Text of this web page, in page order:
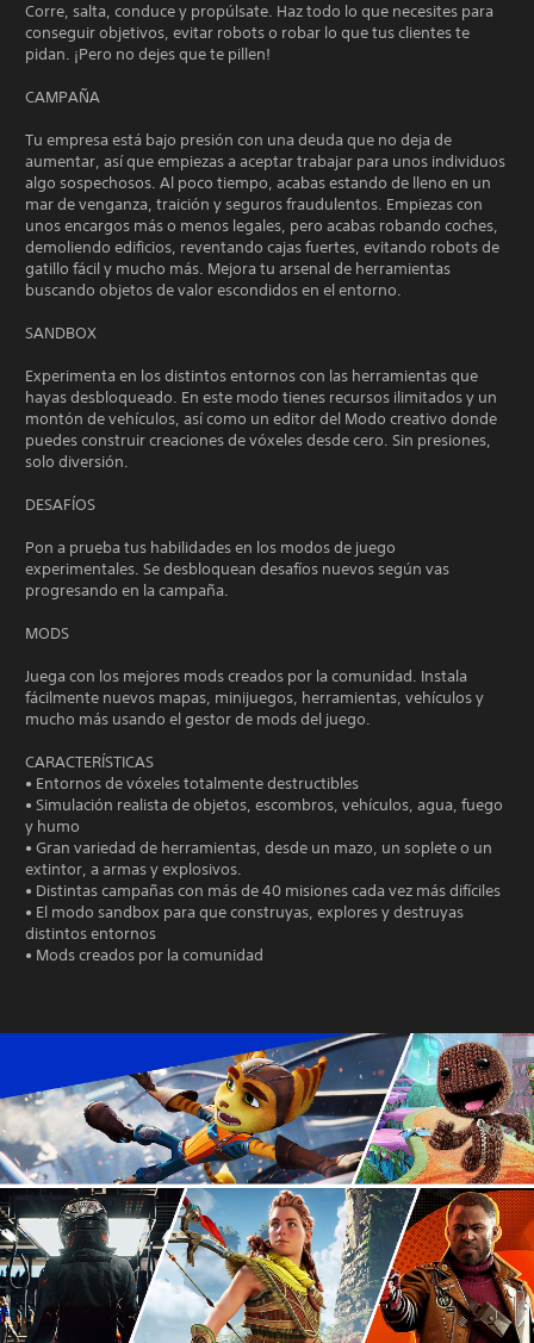
Corre, salta, conduce y propúlsate. Haz todo lo que necesites para
conseguir objetivos, evitar robots o robar lo que tus clientes te
pidan. ¡Pero no dejes que te pillen!
CAMPAÑA
Tu empresa está bajo presión con una deuda que no deja de
aumentar, así que empiezas a aceptar trabajar para unos individuos
algo sospechosos. Al poco tiempo, acabas estando de lleno en un
mar de venganza, traición y seguros fraudulentos. Empiezas con
unos encargos más o menos legales, pero acabas robando coches,
demoliendo edificios, reventando cajas fuertes, evitando robots de
gatillo fácil y mucho más. Mejora tu arsenal de herramientas
buscando objetos de valor escondidos en el entorno.
SANDBOX
Experimenta en los distintos entornos con las herramientas que
hayas desbloqueado. En este modo tienes recursos ilimitados y un
montón de vehículos, así como un editor del Modo creativo donde
puedes construir creaciones de vóxeles desde cero. Sin presiones,
solo diversión.
DESAFÍOS
Pon a prueba tus habilidades en los modos de juego
experimentales. Se desbloquean desafíos nuevos según vas
progresando en la campaña.
MODS
Juega con los mejores mods creados por la comunidad. Instala
fácilmente nuevos mapas, minijuegos, herramientas, vehículos y
mucho más usando el gestor de mods del juego.
CARACTERÍSTICAS
• Entornos de vóxeles totalmente destructibles
• Simulación realista de objetos, escombros, vehículos, agua, fuego
y humo
• Gran variedad de herramientas, desde un mazo, un soplete o un
extintor, a armas y explosivos.
• Distintas campañas con más de 40 misiones cada vez más difíciles
• El modo sandbox para que construyas, explores y destruyas
distintos entornos
• Mods creados por la comunidad